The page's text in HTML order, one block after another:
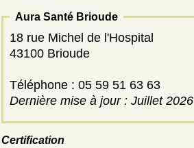
Aura Santé Brioude
18 rue Michel de l'Hospital
43100 Brioude
Téléphone : 05 59 51 63 63
Dernière mise à jour : Juillet 2026
Certification